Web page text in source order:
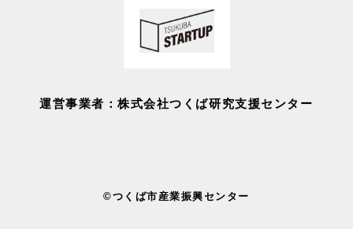
運営事業者：株式会社つくば研究支援センター
©つくば市産業振興センター